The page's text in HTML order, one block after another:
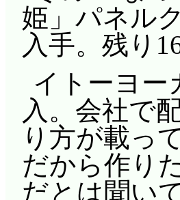
姫」パネル
入手。残り
イトーヨー
入。会社で
り方が載っ
だから作り
だとは聞い